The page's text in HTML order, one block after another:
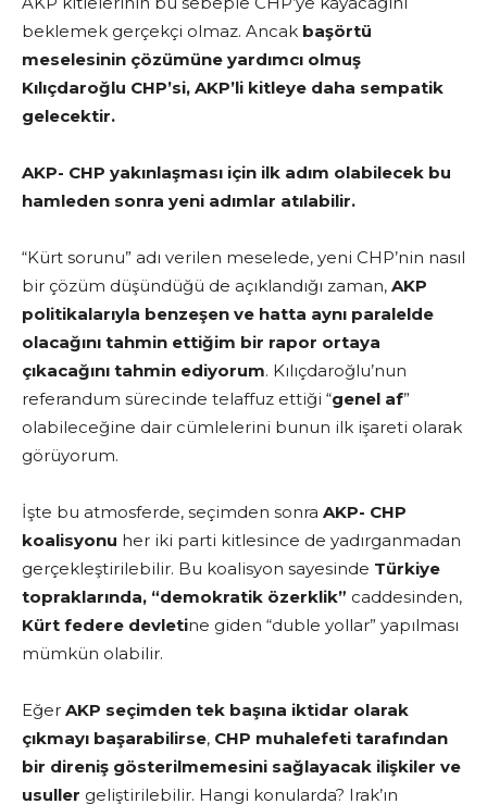
beklemek gerçekçi olmaz. Ancak başörtü
meselesinin çözümüne yardımcı olmuş
Kılıçdaroğlu CHP’si, AKP’li kitleye daha sempatik
gelecektir.
AKP- CHP yakınlaşması için ilk adım olabilecek bu
hamleden sonra yeni adımlar atılabilir.
“Kürt sorunu” adı verilen meselede, yeni CHP’nin nasıl
bir çözüm düşündüğü de açıklandığı zaman, AKP
politikalarıyla benzeşen ve hatta aynı paralelde
olacağını tahmin ettiğim bir rapor ortaya
çıkacağını tahmin ediyorum. Kılıçdaroğlu’nun
referandum sürecinde telaffuz ettiği “genel af”
olabileceğine dair cümlelerini bunun ilk işareti olarak
görüyorum.
İşte bu atmosferde, seçimden sonra AKP- CHP
koalisyonu her iki parti kitlesince de yadırganmadan
gerçekleştirilebilir. Bu koalisyon sayesinde Türkiye
topraklarında, “demokratik özerklik” caddesinden,
Kürt federe devletine giden “duble yollar” yapılması
mümkün olabilir.
Eğer AKP seçimden tek başına iktidar olarak
çıkmayı başarabilirse, CHP muhalefeti tarafından
bir direniş gösterilmemesini sağlayacak ilişkiler ve
usuller geliştirilebilir. Hangi konularda? Irak’ın